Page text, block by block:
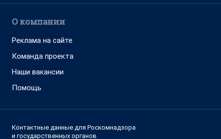
О компании
Реклама на сайте
Команда проекта
Наши вакансии
Помощь
Контактные данные для Роскомнадзора
и государственных органов